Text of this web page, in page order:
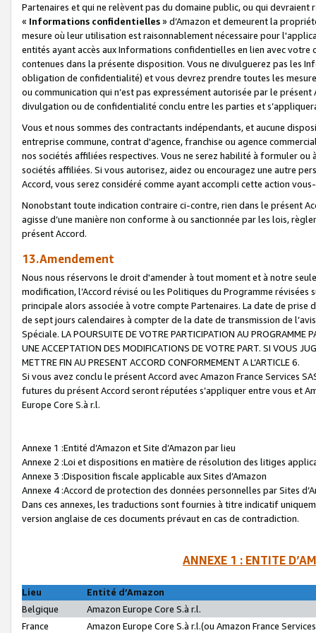
Partenaires et qui ne relèvent pas du domaine public, ou qui
« Informations confidentielles» d’Amazon et demeurent la
mesure où leur utilisation est raisonnablement nécessaire pour
entités ayant accès aux Informations confidentielles en lien avec
contenues dans la présente disposition. Vous ne divulguerez pas les
obligation de confidentialité) et vous devrez prendre toutes les
ou communication qui n’est pas expressément autorisée par le
divulgation ou de confidentialité conclu entre les parties et
Vous et nous sommes des contractants indépendants, et aucune
entreprise commune, contrat d'agence, franchise ou agence
nos sociétés affiliées respectives. Vous ne serez habilité à formuler
sociétés affiliées. Si vous autorisez, aidez ou encouragez une autre
Accord, vous serez considéré comme ayant accompli cette action
Nonobstant toute indication contraire ci-contre, rien dans le présent
agisse d’une manière non conforme à ou sanctionnée par les lois,
présent Accord.
13.Amendement
Nous nous réservons le droit d'amender à tout moment et à notre
modification, l’Accord révisé ou les Politiques du Programme
principale alors associée à votre compte Partenaires. La date de
de sept jours calendaires à compter de la date de transmission de
Spéciale. LA POURSUITE DE VOTRE PARTICIPATION AU PROGRAMME
UNE ACCEPTATION DES MODIFICATIONS DE VOTRE PART. SI VOUS
METTRE FIN AU PRESENT ACCORD CONFORMEMENT A L’ARTICLE 6.
Si vous avez conclu le présent Accord avec Amazon France Services
futures du présent Accord seront réputées s’appliquer entre vous et
Europe Core S.à r.l.
Annexe 1 :Entité d’Amazon et Site d’Amazon par lieu
Annexe 2 :Loi et dispositions en matière de résolution des litiges
Annexe 3 :Disposition fiscale applicable aux Sites d’Amazon
Annexe 4 :Accord de protection des données personnelles par Sites
Dans ces annexes, les traductions sont fournies à titre indicatif
version anglaise de ces documents prévaut en cas de contradiction.
ANNEXE 1 : ENTITE
Lieu
Entité d’Amazon
Belgique
Amazon Europe Core S.à r.l.
France
Amazon Europe Core S.à r.l.(ou Amazon France